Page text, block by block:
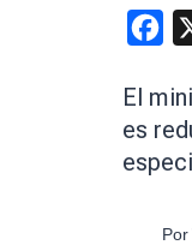
El
es
Por